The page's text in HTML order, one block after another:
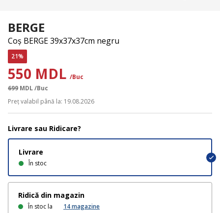
BERGE
Coș BERGE 39x37x37cm negru
21%
550 MDL /Buc
699 MDL/Buc
Preț valabil până la: 19.08.2026
Livrare sau Ridicare?
Livrare
În stoc
Ridică din magazin
În stoc la 14magazine